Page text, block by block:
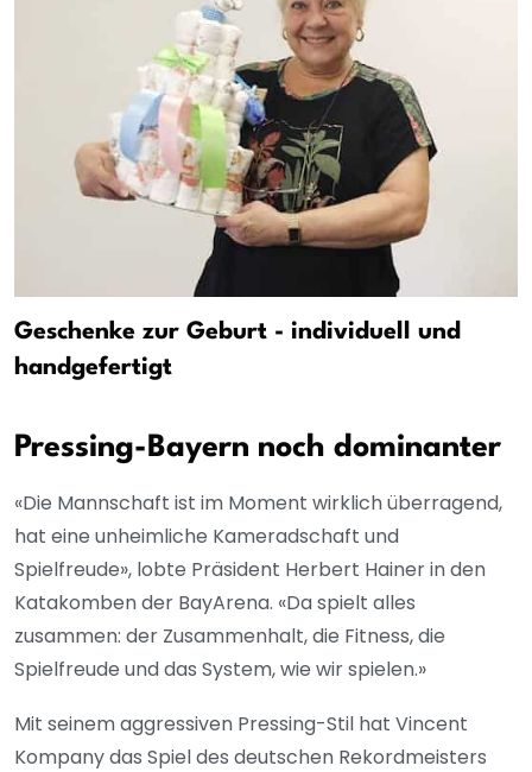
Geschenke zur Geburt - individuell und
handgefertigt
Pressing-Bayern noch dominanter
«Die Mannschaft ist im Moment wirklich überragend,
hat eine unheimliche Kameradschaft und
Spielfreude», lobte Präsident Herbert Hainer in den
Katakomben der BayArena. «Da spielt alles
zusammen: der Zusammenhalt, die Fitness, die
Spielfreude und das System, wie wir spielen.»
Mit seinem aggressiven Pressing-Stil hat Vincent
Kompany das Spiel des deutschen Rekordmeisters